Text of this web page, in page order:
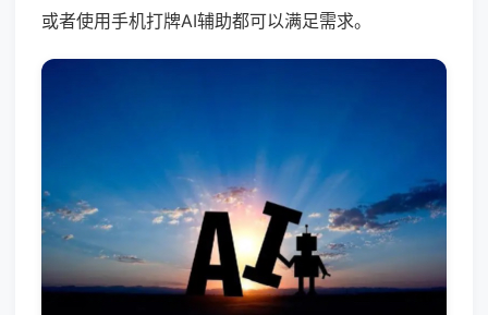
或者使用手机打牌AI辅助都可以满足需求。